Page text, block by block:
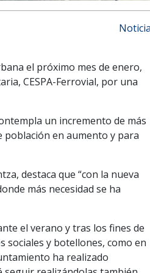
el próximo mes de enero,
CESPA-Ferrovial, por una
un incremento de más
población en aumento y para
destaca que “con la nueva
más necesidad se ha
el verano y tras los fines de
sociales y botellones, como en
ha realizado